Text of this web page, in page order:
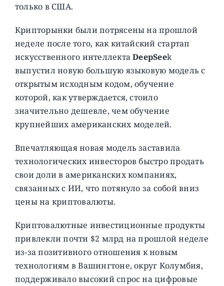
только в США.
Крипторынки были потрясены на прошлой
неделе после того, как китайский стартап
искусственного интеллектаDeepSeek
выпустил новую большую языковую модель с
открытым исходным кодом, обучение
которой, как утверждается, стоило
значительно дешевле, чем обучение
крупнейших американских моделей.
Впечатляющая новая модель заставила
технологических инвесторов быстро продать
свои доли в американских компаниях,
связанных с ИИ, что потянуло за собой вниз
цены на криптовалюты.
Криптовалютные инвестиционные продукты
привлекли почти $2 млрд на прошлой неделе
из-за позитивного отношения к новым
технологиям в Вашингтоне, округ Колумбия,
поддерживало высокий спрос на цифровые